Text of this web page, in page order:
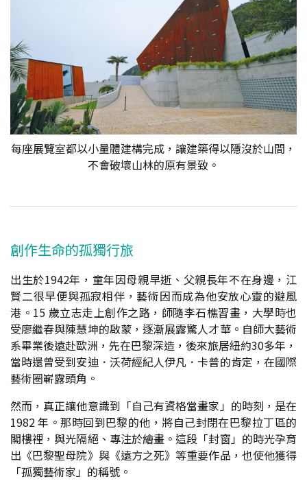
每座展覽室都以小量體建構完成，讓建築得以隱沒於山間，
不會破壞山林的原有景致。
創作生命的孤獨行旅
出生於1942年，童年因母親早逝、父親長年不在身邊，江
賢二很早便與孤寂相伴，藝術因而成為他安放心靈的避風
港。15 歲立志走上創作之路，師隨李石樵習畫，大學時也
受廖繼春與陳慧坤的啟蒙，逐漸展露驚人才華。自師大藝術
系畢業後遠赴歐洲，先在巴黎深造，後來旅居紐約30多年，
當時還曾受到安迪．沃荷經紀人伊凡．卡普的肯定，在國際
藝術圈嶄露頭角。
然而，真正讓他意識到「自己有資格當畫家」的時刻，是在
1982 年。那時回到巴黎的他，將自己封閉在巴黎拉丁區的
閣樓裡，與光隔絕、專注於繪畫。這段「封窗」的時光孕育
出《巴黎聖母院》與《遠方之死》等重要作品，也使他獲得
「孤獨藝術家」的稱號。